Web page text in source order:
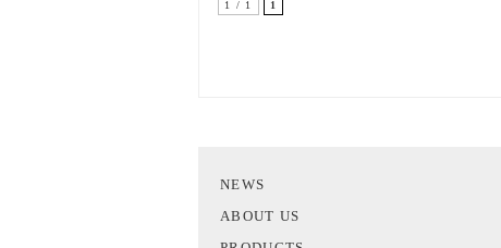
1 / 1 1
NEWS
ABOUT US